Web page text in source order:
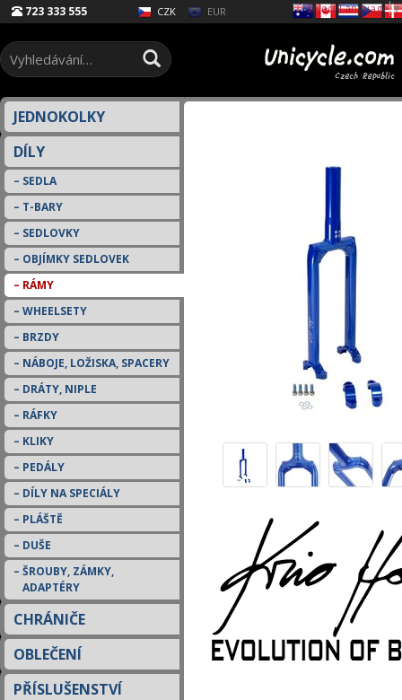
723 333 555 CZK EUR
JEDNOKOLKY
DÍLY
SEDLA
T-BARY
SEDLOVKY
OBJÍMKY SEDLOVEK
RÁMY
WHEELSETY
BRZDY
NÁBOJE, LOŽISKA, SPACERY
DRÁTY, NIPLE
RÁFKY
KLIKY
PEDÁLY
DÍLY NA SPECIÁLY
PLÁŠTĚ
DUŠE
ŠROUBY, ZÁMKY,
ADAPTÉRY
CHRÁNIČE
OBLEČENÍ
PŘÍSLUŠENSTVÍ
Select Language▼